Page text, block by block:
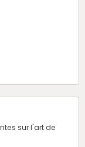
sur l'art de